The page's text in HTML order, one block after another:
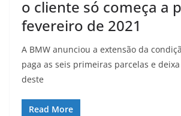
o cliente só começa a
fevereiro de 2021
A BMW anunciou a extensão da
paga as seis primeiras parcelas e
deste
Read More